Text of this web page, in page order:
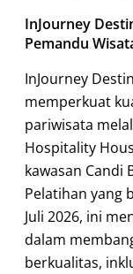
InJourney
Pemandu
InJourney
memperkuat
pariwisata
Hospitality
kawasan Candi
Pelatihan yang
Juli 2026, ini
dalam
berkualitas,